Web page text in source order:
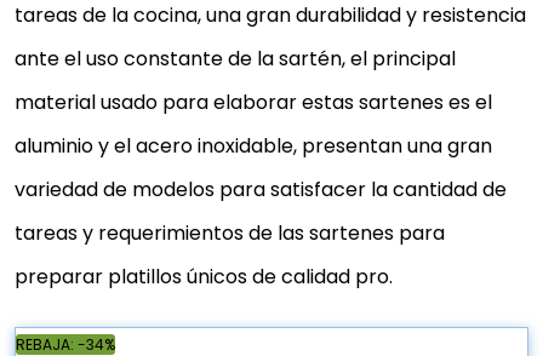
tareas de la cocina, una gran durabilidad y resistencia
ante el uso constante de la sartén, el principal
material usado para elaborar estas sartenes es el
aluminio y el acero inoxidable, presentan una gran
variedad de modelos para satisfacer la cantidad de
tareas y requerimientos de las sartenes para
preparar platillos únicos de calidad pro.
REBAJA: -34%